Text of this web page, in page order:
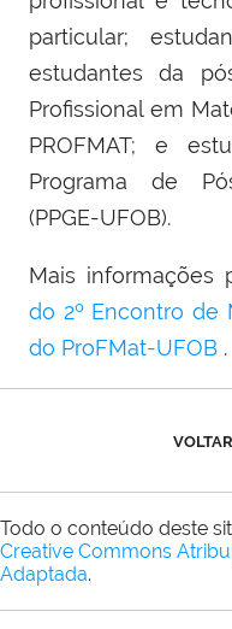
particular;
estudantes da
Profissional em
PROFMAT; e
Programa de
(PPGE-UFOB).
Mais informações
do 2º Encontro de
do ProFMat-UFOB .
Todo o conteúdo deste
Creative Commons
Adaptada.